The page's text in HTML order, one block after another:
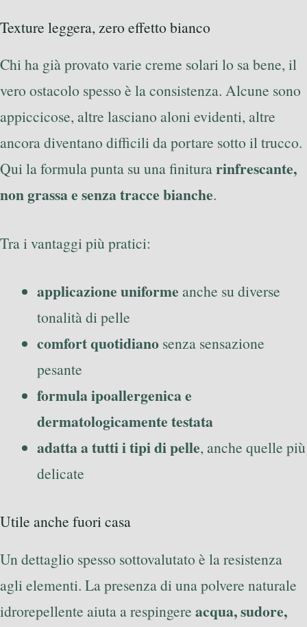
Texture leggera, zero effetto bianco
Chi ha già provato varie creme solari lo sa bene, il
vero ostacolo spesso è la consistenza. Alcune sono
appiccicose, altre lasciano aloni evidenti, altre
ancora diventano difficili da portare sotto il trucco.
Qui la formula punta su una finiturarinfrescante,
non grassa e senza tracce bianche.
Tra i vantaggi più pratici:
applicazione uniforme anche su diverse
tonalità di pelle
comfort quotidiano senza sensazione
pesante
formula ipoallergenica e
dermatologicamente testata
adatta a tutti i tipi di pelle, anche quelle più
delicate
Utile anche fuori casa
Un dettaglio spesso sottovalutato è la resistenza
agli elementi. La presenza di una polvere naturale
idrorepellente aiuta a respingere acqua, sudore,